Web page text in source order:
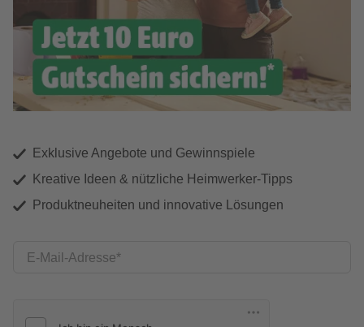
Exklusive Angebote und Gewinnspiele
Kreative Ideen & nützliche Heimwerker-Tipps
Produktneuheiten und innovative Lösungen
E-Mail-Adresse